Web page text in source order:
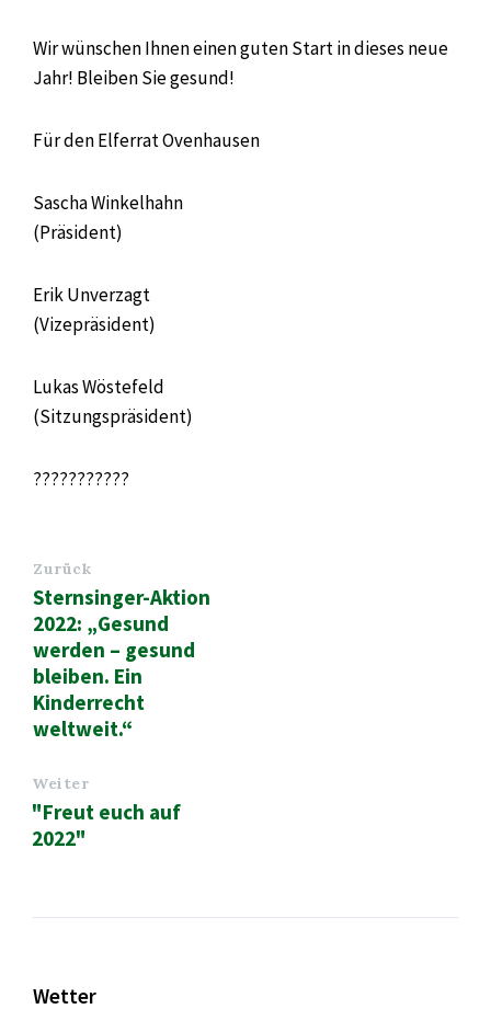
Wir wünschen Ihnen einen guten Start in dieses neue
Jahr! Bleiben Sie gesund!
Für den Elferrat Ovenhausen
Sascha Winkelhahn
(Präsident)
Erik Unverzagt
(Vizepräsident)
Lukas Wöstefeld
(Sitzungspräsident)
???????????
Zurück
Sternsinger-Aktion
2022: „Gesund
werden – gesund
bleiben. Ein
Kinderrecht
weltweit.“
Weiter
"Freut euch auf
2022"
Wetter